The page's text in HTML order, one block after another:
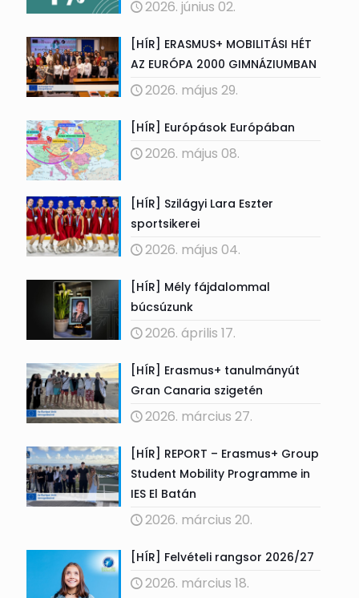
2026. június 02.
[HÍR] ERASMUS+ MOBILITÁSI HÉT
AZ EURÓPA 2000 GIMNÁZIUMBAN
2026. május 29.
[HÍR] Európások Európában
2026. május 08.
[HÍR] Szilágyi Lara Eszter
sportsikerei
2026. május 04.
[HÍR] Mély fájdalommal
búcsúzunk
2026. április 17.
[HÍR] Erasmus+ tanulmányút
Gran Canaria szigetén
2026. március 27.
[HÍR] REPORT – Erasmus+ Group
Student Mobility Programme in
IES El Batán
2026. március 20.
[HÍR] Felvételi rangsor 2026/27
2026. március 18.